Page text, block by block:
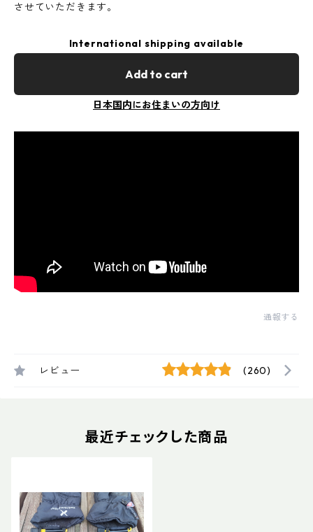
させていただきます。
International shipping available
Add to cart
日本国内にお住まいの方向け
通報する
レビュー (260)
最近チェックした商品